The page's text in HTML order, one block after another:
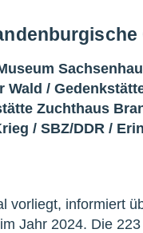
Wald /
Zuchthaus
/ SBZ/DDR /
vorliegt, informiert
Jahr 2024. Die